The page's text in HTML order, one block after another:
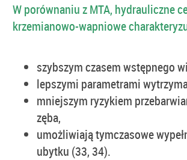
W porównaniu z MTA, hydrauliczne
krzemianowo-wapniowe
szybszym czasem wstępnego
lepszymi parametrami
mniejszym ryzykiem
zęba,
umożliwiają tymczasowe
ubytku (33, 34).